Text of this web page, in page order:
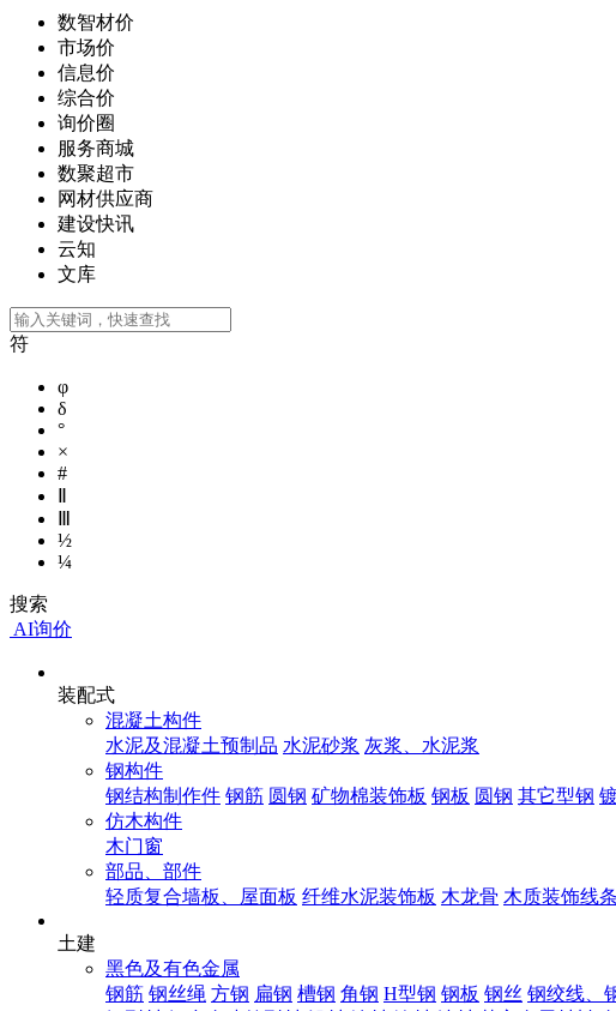
数智材价
市场价
信息价
综合价
询价圈
服务商城
数聚超市
网材供应商
建设快讯
云知
文库
符
φ
δ
°
×
#
½
¼
搜索
AI询价
装配式
混凝土构件
水泥及混凝土预制品 水泥砂浆 灰浆、水泥浆
钢构件
钢结构制作件 钢筋 圆钢 矿物棉装饰板 钢板 圆钢 其它型钢
仿木构件
木门窗
部品、部件
轻质复合墙板、屋面板 纤维水泥装饰板 木龙骨 木质装饰线条
土建
黑色及有色金属
钢筋 钢丝绳 方钢 扁钢 槽钢 角钢 H型钢 钢板 钢丝 钢绞线、